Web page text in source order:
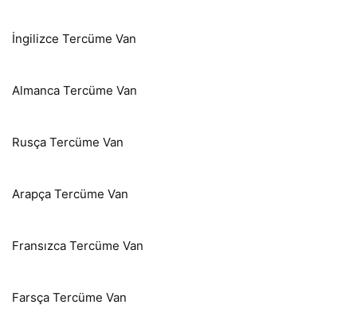
İngilizce Tercüme Van
Almanca Tercüme Van
Rusça Tercüme Van
Arapça Tercüme Van
Fransızca Tercüme Van
Farsça Tercüme Van